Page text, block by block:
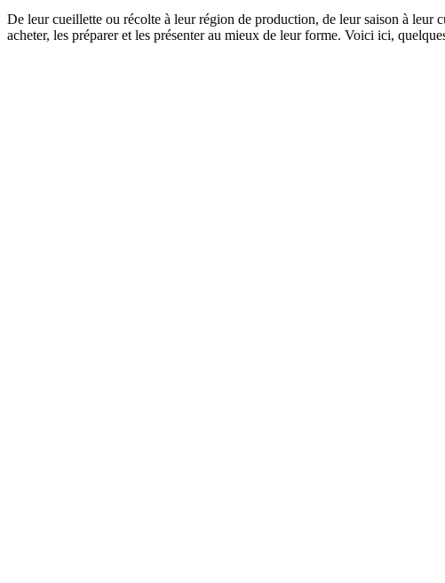
De leur cueillette ou récolte à leur région de production, de leur saison à leur
acheter, les préparer et les présenter au mieux de leur forme. Voici ici,